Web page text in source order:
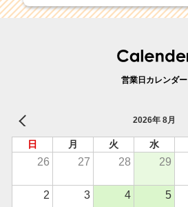
営業日カレンダー
2026年 8月
日 月 火 水
26 27 28 29
2 3 4 5